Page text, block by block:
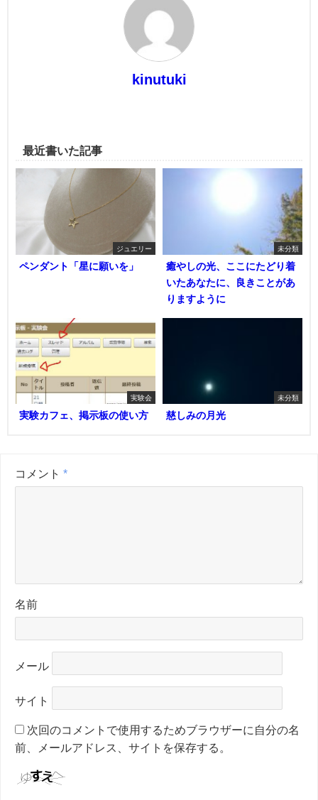
kinutuki
最近書いた記事
ジュエリー
ペンダント「星に願いを」
未分類
癒やしの光、ここにたどり着
いたあなたに、良きことがあ
りますように
実験会
実験カフェ、掲示板の使い方
未分類
慈しみの月光
コメント *
名前
メール
サイト
次回のコメントで使用するためブラウザーに自分の名
前、メールアドレス、サイトを保存する。